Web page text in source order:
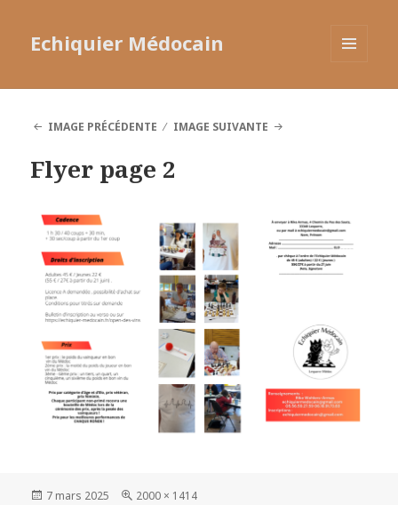
Echiquier Médocain
IMAGE PRÉCÉDENTE
IMAGE SUIVANTE
Flyer page 2
Publié
7 mars 2025
Taille
2000 × 1414